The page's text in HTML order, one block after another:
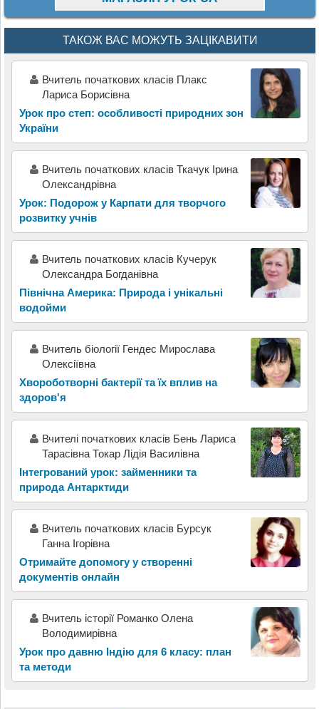
ТАКОЖ ВАС МОЖУТЬ ЗАЦІКАВИТИ
Вчитель початкових класів Плакс
Лариса Борисівна
Урок про степ: особливості природних зон
України
Вчитель початкових класів Ткачук Ірина
Олександрівна
Урок: Подорож у Карпати для творчого
розвитку учнів
Вчитель початкових класів Кучерук
Олександра Богданівна
Північна Америка: Природа і унікальні
водойми
Вчитель біології Гендес Мирослава
Олексіївна
Хвороботворні бактерії та їх вплив на
здоров'я
Вчителі початкових класів Бень Лариса
Тарасівна Токар Лідія Василівна
Інтегрований урок: займенники та
природа Антарктиди
Вчитель початкових класів Бурсук
Ганна Ігорівна
Отримайте допомогу у створенні
документів онлайн
Вчитель історії Романко Олена
Володимирівна
Урок про давню Індію для 6 класу: план
та методи